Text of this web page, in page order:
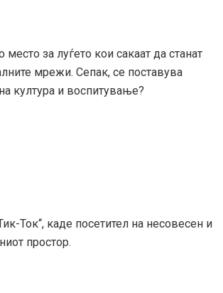
за луѓето кои сакаат да станат
мрежи. Сепак, се поставува
култура и воспитување?
Ток“, каде посетител на несовесен и
простор.